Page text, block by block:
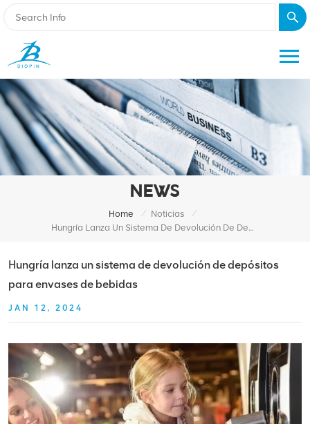
NEWS
Home / Noticias
/
Hungría Lanza Un Sistema De Devolución De Depósitos Para Envases De Bebidas
Hungría lanza un sistema de devolución de depósitos
para envases de bebidas
JAN 12, 2024